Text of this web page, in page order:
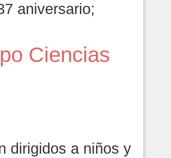
aniversario;
Ciencias
dirigidos a niños y